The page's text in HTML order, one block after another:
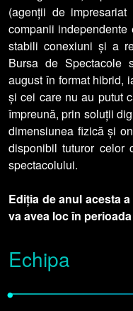
(agenții de
companii
stabili conexiuni și a
Bursa de Spectacole
august în format hibrid,
și cei care nu au putut
împreună, prin soluții
dimensiunea fizică și
disponibil tuturor celor
spectacolului.
Ediția de anul acesta
va avea loc în
Echipa
•